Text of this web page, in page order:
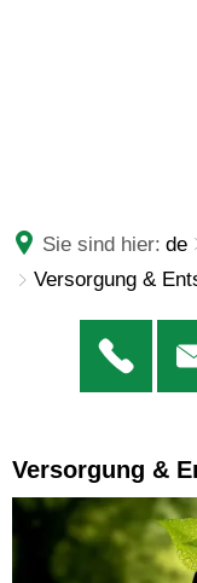
Sie sind hier: de
Versorgung &
Versorgung &